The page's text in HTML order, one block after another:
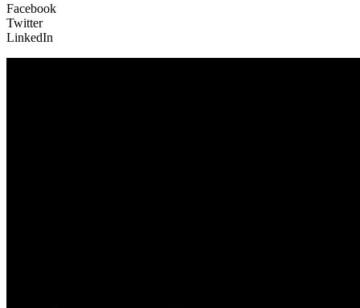
Facebook
Twitter
LinkedIn